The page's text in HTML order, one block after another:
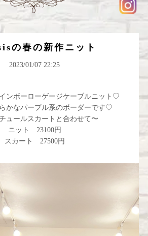
の春の新作ニット
2023/01/07 22:25
ンボーローゲージケーブルニット♡
かなパープル系のボーダーです♡
ュールスカートと合わせて〜
ニット 23100円
スカート 27500円